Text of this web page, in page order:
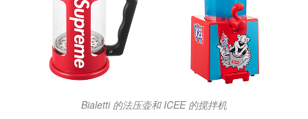
Bialetti 的法压壶和 ICEE 的搅拌机